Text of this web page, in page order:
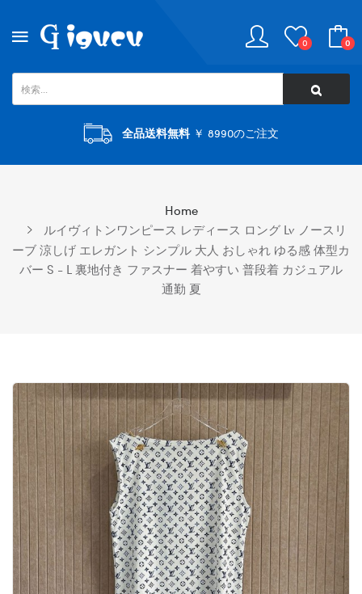
0 0
全品送料無料￥ 8990のご注文
Home
ルイヴィトンワンピース レディース ロング Lv ノースリ
ーブ 涼しげ エレガント シンプル 大人 おしゃれ ゆる感 体型カ
バー S - L 裏地付き ファスナー 着やすい 普段着 カジュアル
通勤 夏